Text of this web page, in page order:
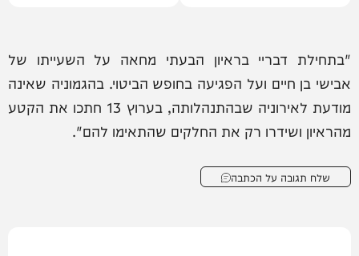
"בתחילת דבריי בראיון הבעתי מחאה על השעייתו של
‎אבישי בן חיים ועל הפגיעה בחופש הביטוי. בהגמוניה שאינה
מודעת לאירוניה שבהתנהלותה, בערוץ 13 חתכו את הקטע
מהראיון ושידרו רק את החלקים שהתאימו להם".
שלח תגובה על הכתבה